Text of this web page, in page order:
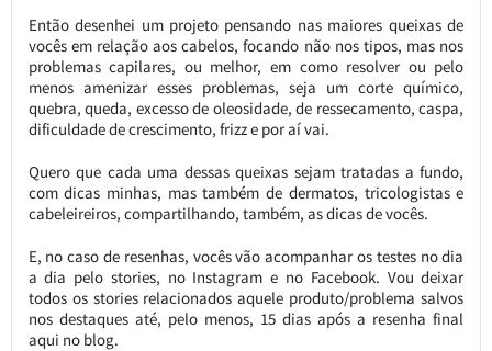
Então desenhei um projeto pensando nas maiores queixas de
vocês em relação aos cabelos, focando não nos tipos, mas nos
problemas capilares, ou melhor, em como resolver ou pelo
menos amenizar esses problemas, seja um corte químico,
quebra, queda, excesso de oleosidade, de ressecamento, caspa,
dificuldade de crescimento, frizz e por aí vai.
Quero que cada uma dessas queixas sejam tratadas a fundo,
com dicas minhas, mas também de dermatos, tricologistas e
cabeleireiros, compartilhando, também, as dicas de vocês.
E, no caso de resenhas, vocês vão acompanhar os testes no dia
a dia pelo stories, no Instagram e no Facebook. Vou deixar
todos os stories relacionados aquele produto/problema salvos
nos destaques até, pelo menos, 15 dias após a resenha final
aqui no blog.